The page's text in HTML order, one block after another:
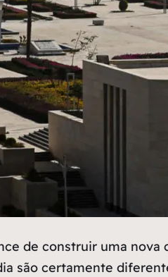
de construir uma nova
são certamente